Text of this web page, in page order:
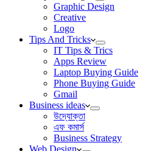
Graphic Design
Creative
Logo
Tips And Tricks
IT Tips & Trics
Apps Review
Laptop Buying Guide
Phone Buying Guide
Gmail
Business ideas
উদ্যোক্তা
এফ কমার্স
Business Strategy
Web Design